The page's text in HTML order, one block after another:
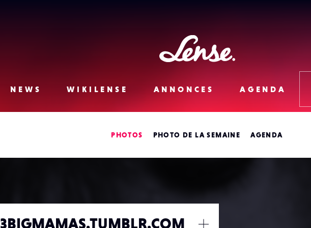
Lense
NEWS WIKILENSE ANNONCES AGENDA
PHOTOS PHOTO DE LA SEMAINE AGENDA
3BIGMAMAS.TUMBLR.COM